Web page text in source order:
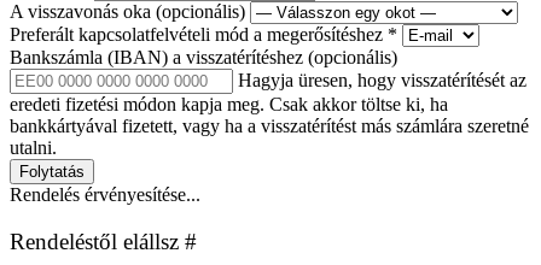
A visszavonás oka (opcionális)
Preferált kapcsolatfelvételi mód a megerősítéshez *
Bankszámla (IBAN) a visszatérítéshez (opcionális)
Hagyja üresen, hogy visszatérítését az
eredeti fizetési módon kapja meg. Csak akkor töltse ki, ha
bankkártyával fizetett, vagy ha a visszatérítést más számlára szeretné
utalni.
Folytatás
Rendelés érvényesítése...
Rendeléstől elállsz #